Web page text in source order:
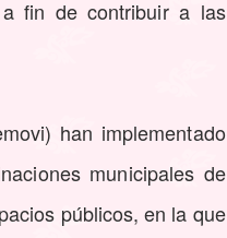
a fin de contribuir a las
han implementado
municipales de
públicos, en la que